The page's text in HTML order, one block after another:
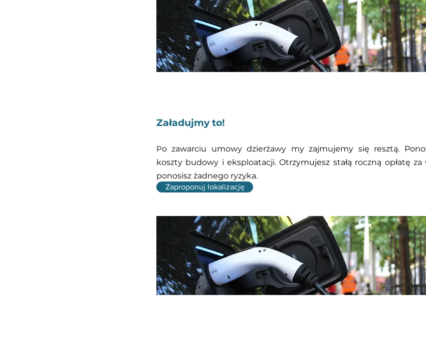
Załadujmy to!
Po zawarciu umowy dzierżawy my zajmujemy się resztą.
koszty budowy i eksploatacji. Otrzymujesz stałą roczną opłatę
ponosisz żadnego ryzyka.
Zaproponuj lokalizację